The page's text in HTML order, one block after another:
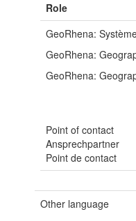
Role
GeoRhena:
GeoRhena:
GeoRhena:
Point of contact
Ansprechpartner
Point de contact
Other language